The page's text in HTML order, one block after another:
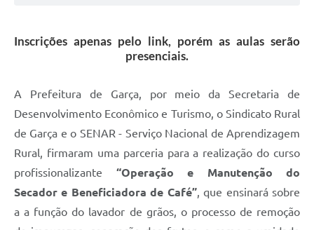
Consulta Pública Eletrônica Lei de Diretrizes Orçamentárias -
Credenciamento Feirantes
Notícias
Nota Fiscal Eletrônica
Defesa Civil
Inscrições apenas pelo link, porém as aulas serão
presenciais.
A Prefeitura de Garça, por meio da Secretaria de
Desenvolvimento Econômico e Turismo, o Sindicato Rural
de Garça e o SENAR - Serviço Nacional de Aprendizagem
Rural, firmaram uma parceria para a realização do curso
profissionalizante “Operação e Manutenção do
Secador e Beneficiadora de Café”, que ensinará sobre
a a função do lavador de grãos, o processo de remoção